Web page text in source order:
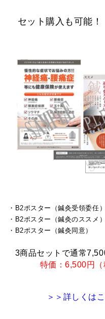
セット購入も可能！
・B2ポスター（鍼灸受領委任）
・B2ポスター（鍼灸のススメ）
・B2ポスター（鍼灸同意）
3商品セットで通常
特価：6,500円（
＞＞詳しくは